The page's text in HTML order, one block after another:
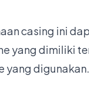
casing ini
yang dimiliki
yang digunakan.